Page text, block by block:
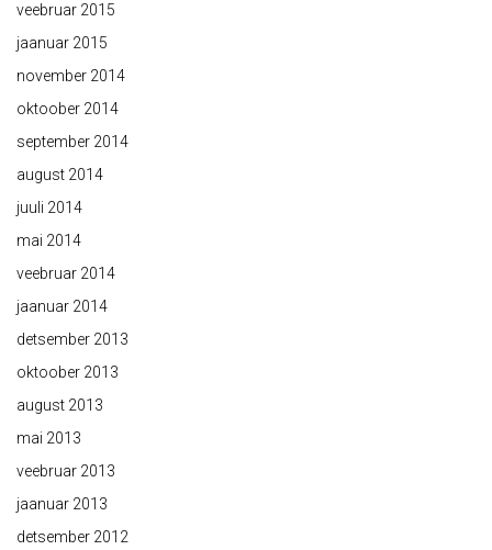
veebruar 2015
jaanuar 2015
november 2014
oktoober 2014
september 2014
august 2014
juuli 2014
mai 2014
veebruar 2014
jaanuar 2014
detsember 2013
oktoober 2013
august 2013
mai 2013
veebruar 2013
jaanuar 2013
detsember 2012